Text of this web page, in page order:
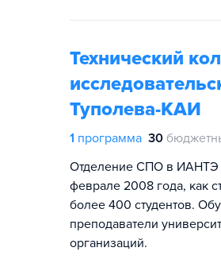
Технический
Туполева-КАИ
1 программа 30
Отделение СПО в ИАНТЭ
феврале 2008 года, как
более 400 студентов.
преподаватели
организаций.